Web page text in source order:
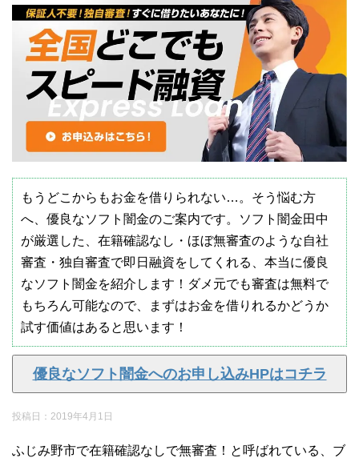
もうどこからもお金を借りられない…。そう悩む方
へ、優良なソフト闇金のご案内です。ソフト闇金田中
が厳選した、在籍確認なし・ほぼ無審査のような自社
審査・独自審査で即日融資をしてくれる、本当に優良
なソフト闇金を紹介します！ダメ元でも審査は無料で
もちろん可能なので、まずはお金を借りれるかどうか
試す価値はあると思います！
優良なソフト闇金へのお申し込みHPはコチラ
投稿日： 2019年4月1日
ふじみ野市で在籍確認なしで無審査！と呼ばれている、ブ